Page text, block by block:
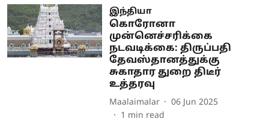
இந்தியா
கொரோனா
முன்னெச்சரிக்கை
நடவடிக்கை: திருப்பதி
தேவஸ்தானத்துக்கு
சுகாதார துறை திடீர்
உத்தரவு
Maalaimalar
06 Jun 2025
1 min read